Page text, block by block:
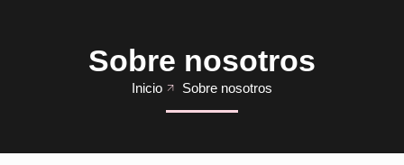
Sobre nosotros
Inicio Sobre nosotros